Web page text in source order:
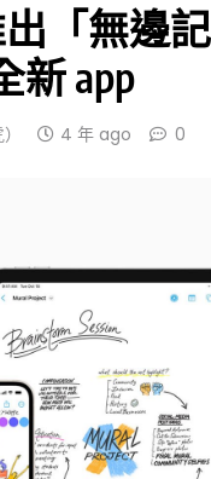
出「無邊
新 app
4 年 ago 0